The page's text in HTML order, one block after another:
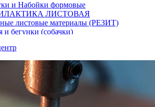
и Набойки формовые
ЛИСТОВАЯ
листовые материалы (РЕЗИТ)
и бегунки (собачки)
шило,крючки.
для обуви
(магнитые,кобурные)
для ремня